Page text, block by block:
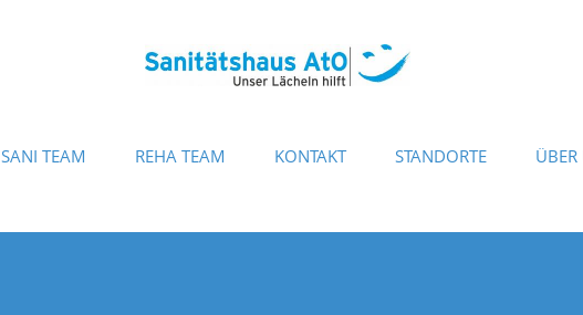
SANI TEAM REHA TEAM KONTAKT STANDORTE ÜBER